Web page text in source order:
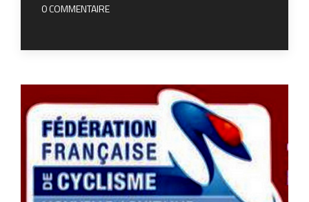
0 COMMENTAIRE